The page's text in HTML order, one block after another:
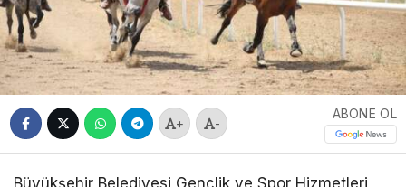
+ -
ABONE OL
Büyükşehir Belediyesi Gençlik ve Spor Hizmetleri